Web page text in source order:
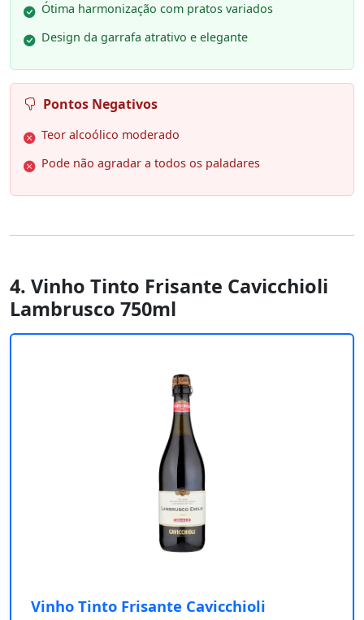
Ótima harmonização com pratos variados
Design da garrafa atrativo e elegante
Pontos Negativos
Teor alcoólico moderado
Pode não agradar a todos os paladares
4. Vinho Tinto Frisante Cavicchioli
Lambrusco 750ml
Vinho Tinto Frisante Cavicchioli